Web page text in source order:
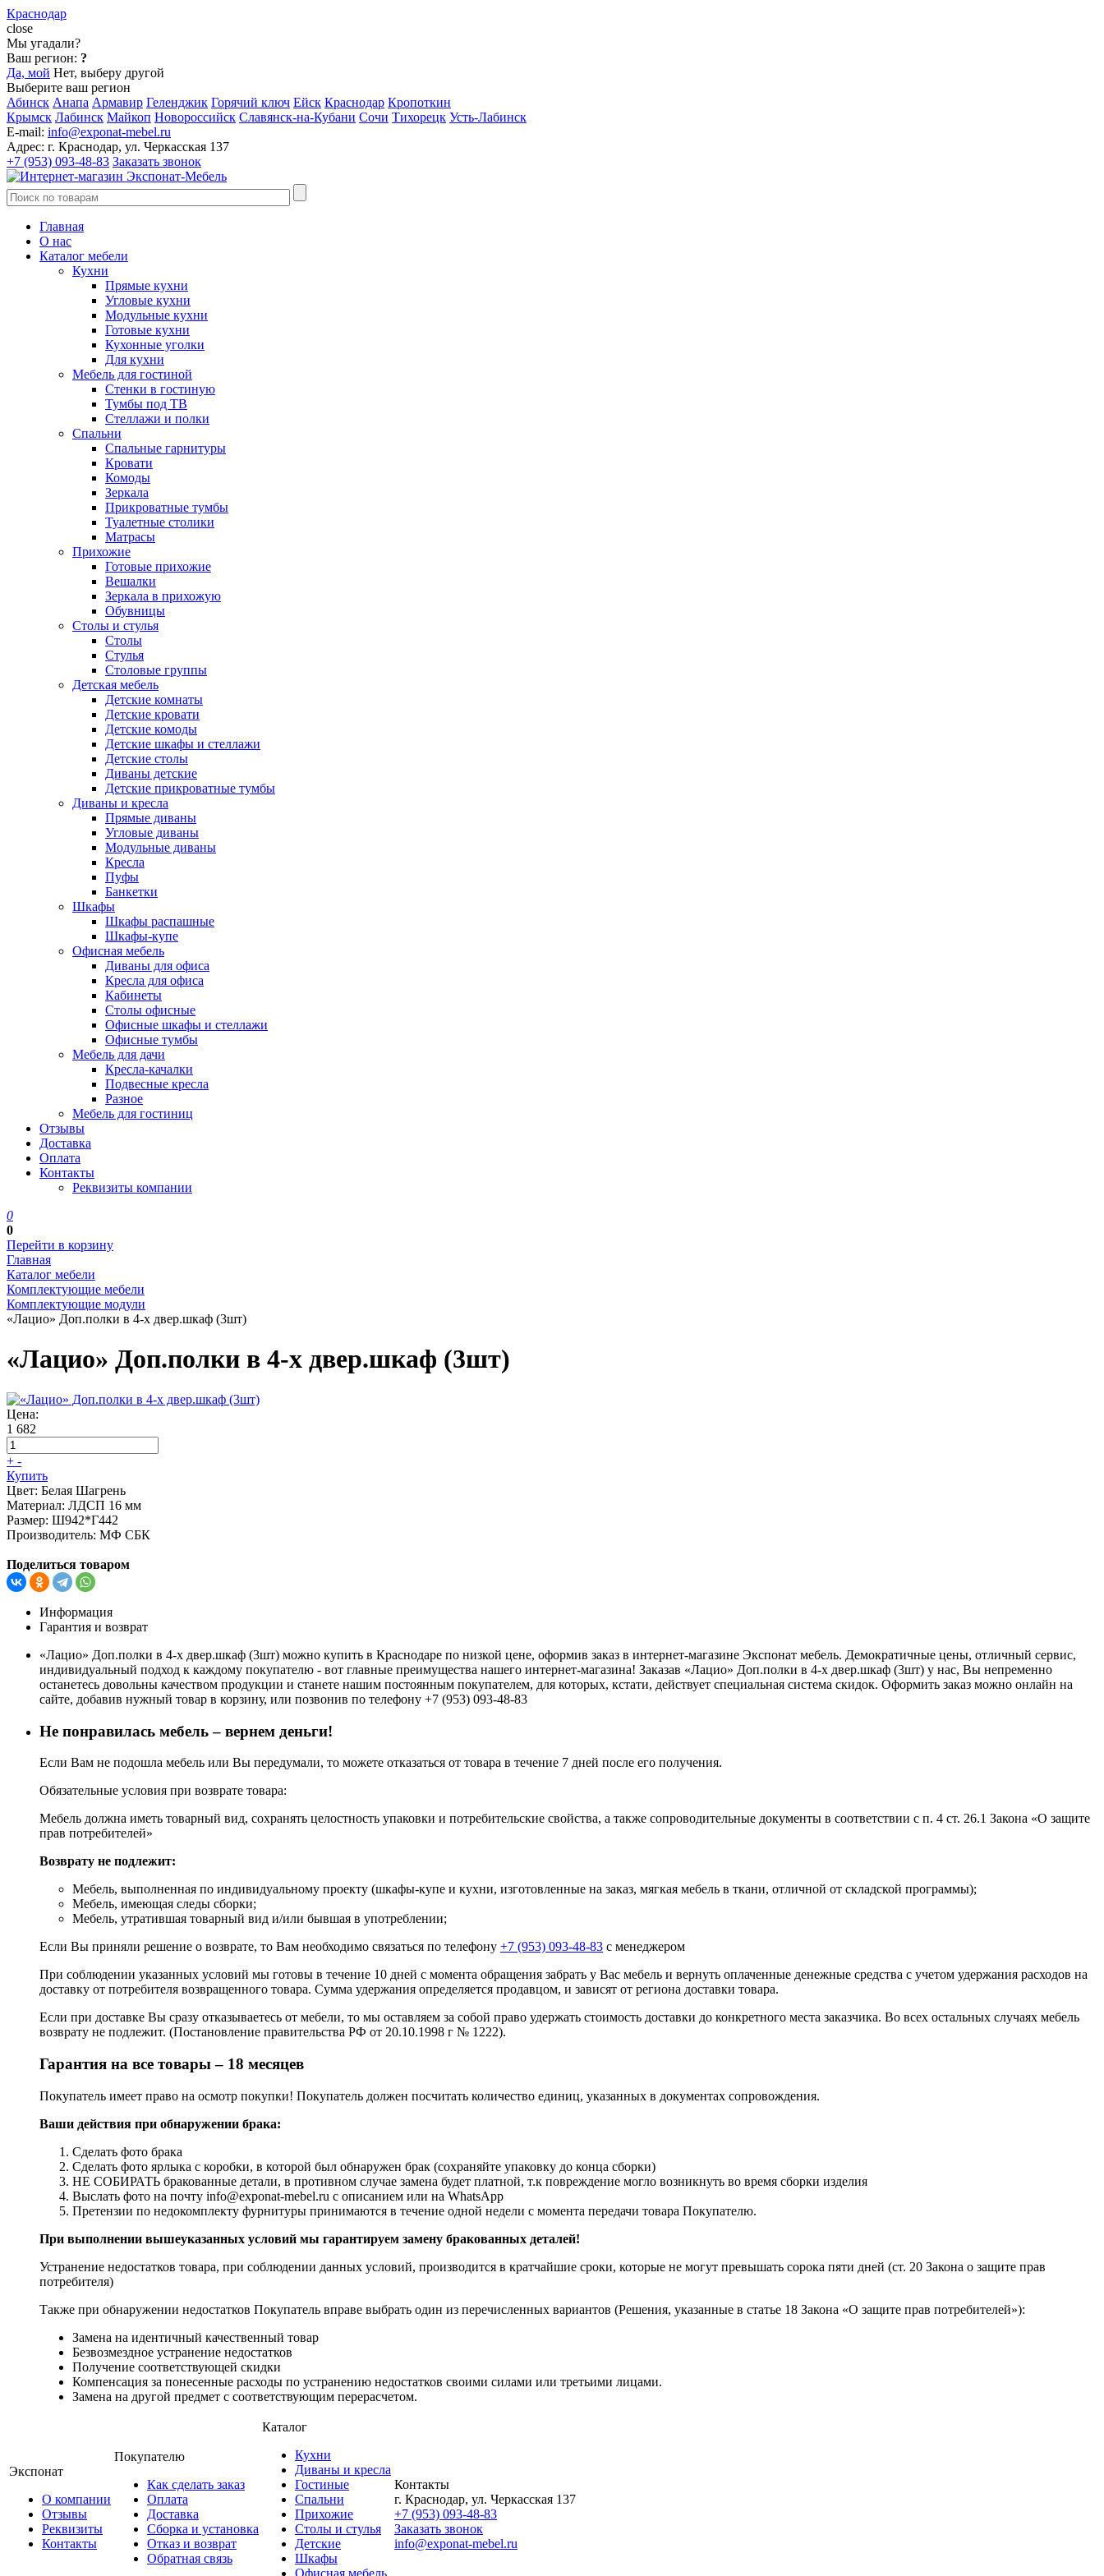
Краснодар
close
Мы угадали?
Ваш регион: ?
Да, мой Нет, выберу другой
Выберите ваш регион
Абинск Анапа Армавир Геленджик Горячий ключ Ейск Краснодар Кропоткин
Крымск Лабинск Майкоп Новороссийск Славянск-на-Кубани Сочи Тихорецк Усть-Лабинск
E-mail: info@exponat-mebel.ru
Адрес: г. Краснодар, ул. Черкасская 137
+7 (953) 093-48-83 Заказать звонок
Главная
О нас
Каталог мебели
Кухни
Прямые кухни
Угловые кухни
Модульные кухни
Готовые кухни
Кухонные уголки
Для кухни
Мебель для гостиной
Стенки в гостиную
Тумбы под ТВ
Стеллажи и полки
Спальни
Спальные гарнитуры
Кровати
Комоды
Зеркала
Прикроватные тумбы
Туалетные столики
Матрасы
Прихожие
Готовые прихожие
Вешалки
Зеркала в прихожую
Обувницы
Столы и стулья
Столы
Стулья
Столовые группы
Детская мебель
Детские комнаты
Детские кровати
Детские комоды
Детские шкафы и стеллажи
Детские столы
Диваны детские
Детские прикроватные тумбы
Диваны и кресла
Прямые диваны
Угловые диваны
Модульные диваны
Кресла
Пуфы
Банкетки
Шкафы
Шкафы распашные
Шкафы-купе
Офисная мебель
Диваны для офиса
Кресла для офиса
Кабинеты
Столы офисные
Офисные шкафы и стеллажи
Офисные тумбы
Мебель для дачи
Кресла-качалки
Подвесные кресла
Разное
Мебель для гостиниц
Отзывы
Доставка
Оплата
Контакты
Реквизиты компании
0
0
Перейти в корзину
Главная
Каталог мебели
Комплектующие мебели
Комплектующие модули
«Лацио» Доп.полки в 4-х двер.шкаф (3шт)
«Лацио» Доп.полки в 4-х двер.шкаф (3шт)
Цена:
1 682
+ -
Купить
Цвет: Белая Шагрень
Материал: ЛДСП 16 мм
Размер: Ш942*Г442
Производитель: МФ СБК
Поделиться товаром
Информация
Гарантия и возврат
«Лацио» Доп.полки в 4-х двер.шкаф (3шт) можно купить в Краснодаре по низкой цене, оформив заказ в интернет-магазине Экспонат мебель. Демократичные цены, отличный сервис,
индивидуальный подход к каждому покупателю - вот главные преимущества нашего интернет-магазина! Заказав «Лацио» Доп.полки в 4-х двер.шкаф (3шт) у нас, Вы непременно
останетесь довольны качеством продукции и станете нашим постоянным покупателем, для которых, кстати, действует специальная система скидок. Оформить заказ можно онлайн на
сайте, добавив нужный товар в корзину, или позвонив по телефону +7 (953) 093-48-83
Не понравилась мебель – вернем деньги!
Если Вам не подошла мебель или Вы передумали, то можете отказаться от товара в течение 7 дней после его получения.
Обязательные условия при возврате товара:
Мебель должна иметь товарный вид, сохранять целостность упаковки и потребительские свойства, а также сопроводительные документы в соответствии с п. 4 ст. 26.1 Закона «О защите
прав потребителей»
Возврату не подлежит:
Мебель, выполненная по индивидуальному проекту (шкафы-купе и кухни, изготовленные на заказ, мягкая мебель в ткани, отличной от складской программы);
Мебель, имеющая следы сборки;
Мебель, утратившая товарный вид и/или бывшая в употреблении;
Если Вы приняли решение о возврате, то Вам необходимо связаться по телефону +7 (953) 093-48-83 с менеджером
При соблюдении указанных условий мы готовы в течение 10 дней с момента обращения забрать у Вас мебель и вернуть оплаченные денежные средства с учетом удержания расходов на
доставку от потребителя возвращенного товара. Сумма удержания определяется продавцом, и зависят от региона доставки товара.
Если при доставке Вы сразу отказываетесь от мебели, то мы оставляем за собой право удержать стоимость доставки до конкретного места заказчика. Во всех остальных случаях мебель
возврату не подлежит. (Постановление правительства РФ от 20.10.1998 г № 1222).
Гарантия на все товары – 18 месяцев
Покупатель имеет право на осмотр покупки! Покупатель должен посчитать количество единиц, указанных в документах сопровождения.
Ваши действия при обнаружении брака:
Сделать фото брака
Сделать фото ярлыка с коробки, в которой был обнаружен брак (сохраняйте упаковку до конца сборки)
НЕ СОБИРАТЬ бракованные детали, в противном случае замена будет платной, т.к повреждение могло возникнуть во время сборки изделия
Выслать фото на почту info@exponat-mebel.ru с описанием или на WhatsApp
Претензии по недокомплекту фурнитуры принимаются в течение одной недели с момента передачи товара Покупателю.
При выполнении вышеуказанных условий мы гарантируем замену бракованных деталей!
Устранение недостатков товара, при соблюдении данных условий, производится в кратчайшие сроки, которые не могут превышать сорока пяти дней (ст. 20 Закона о защите прав
потребителя)
Также при обнаружении недостатков Покупатель вправе выбрать один из перечисленных вариантов (Решения, указанные в статье 18 Закона «О защите прав потребителей»):
Замена на идентичный качественный товар
Безвозмездное устранение недостатков
Получение соответствующей скидки
Компенсация за понесенные расходы по устранению недостатков своими силами или третьими лицами.
Замена на другой предмет с соответствующим перерасчетом.
Экспонат
О компании
Отзывы
Реквизиты
Контакты
Покупателю
Как сделать заказ
Оплата
Доставка
Сборка и установка
Отказ и возврат
Обратная связь
Каталог
Кухни
Диваны и кресла
Гостиные
Спальни
Прихожие
Столы и стулья
Детские
Шкафы
Офисная мебель
Контакты
г. Краснодар, ул. Черкасская 137
+7 (953) 093-48-83
Заказать звонок
info@exponat-mebel.ru